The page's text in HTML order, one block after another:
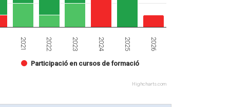
Participació en cursos de formació
2021 2022 2023 2024 2025 2026
Highcharts.com